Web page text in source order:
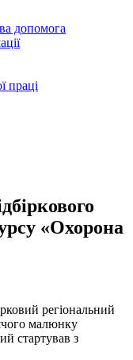
допомога
праці
«Охорона
регіональний
малюнку
стартував з